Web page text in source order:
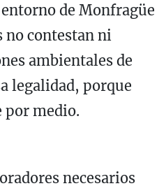
de Monfragüe
no contestan ni
ambientales de
legalidad, porque
por medio.
necesarios